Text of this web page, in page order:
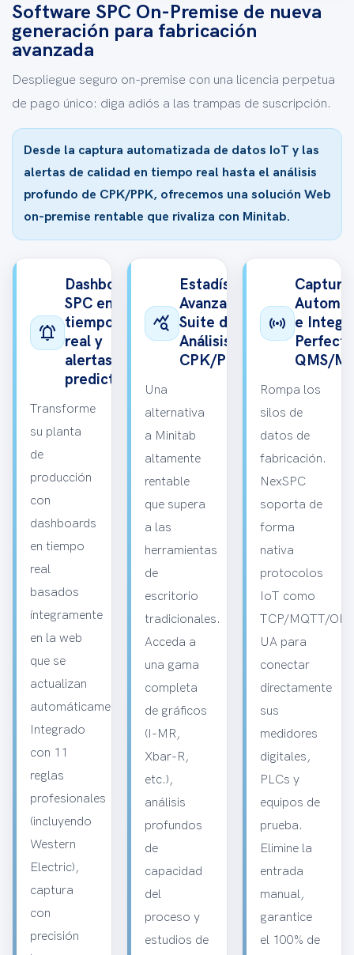
Software SPC On-Premise de nueva
generación para fabricación
avanzada
Despliegue seguro on-premise con una licencia perpetua
de pago único: diga adiós a las trampas de suscripción.
Desde la captura automatizada de datos IoT y las
alertas de calidad en tiempo real hasta el análisis
profundo de CPK/PPK, ofrecemos una solución Web
on-premise rentable que rivaliza con Minitab.
notifications_active
Dashboard
SPC en
tiempo
real y
alertas
predictivas
Transforme
su planta
de
producción
con
dashboards
en tiempo
real
basados
íntegramente
en la web
que se
actualizan
automáticamente.
Integrado
con 11
reglas
profesionales
(incluyendo
Western
Electric),
captura
con
precisión
query_stats
Estadísticas
Avanzadas y
Suite de
Análisis
CPK/PPK
Una
alternativa
a Minitab
altamente
rentable
que supera
a las
herramientas
de
escritorio
tradicionales.
Acceda a
una gama
completa
de gráficos
(I-MR,
Xbar-R,
etc.),
análisis
profundos
de
capacidad
del
proceso y
estudios de
sensors
Captura
e
QMS/
Rompa los
silos de
datos de
fabricación.
NexSPC
soporta de
forma
nativa
protocolos
IoT como
TCP/MQTT/
UA para
conectar
directamente
sus
medidores
digitales,
PLCs y
equipos de
prueba.
Elimine la
entrada
manual,
garantice
el 100% de